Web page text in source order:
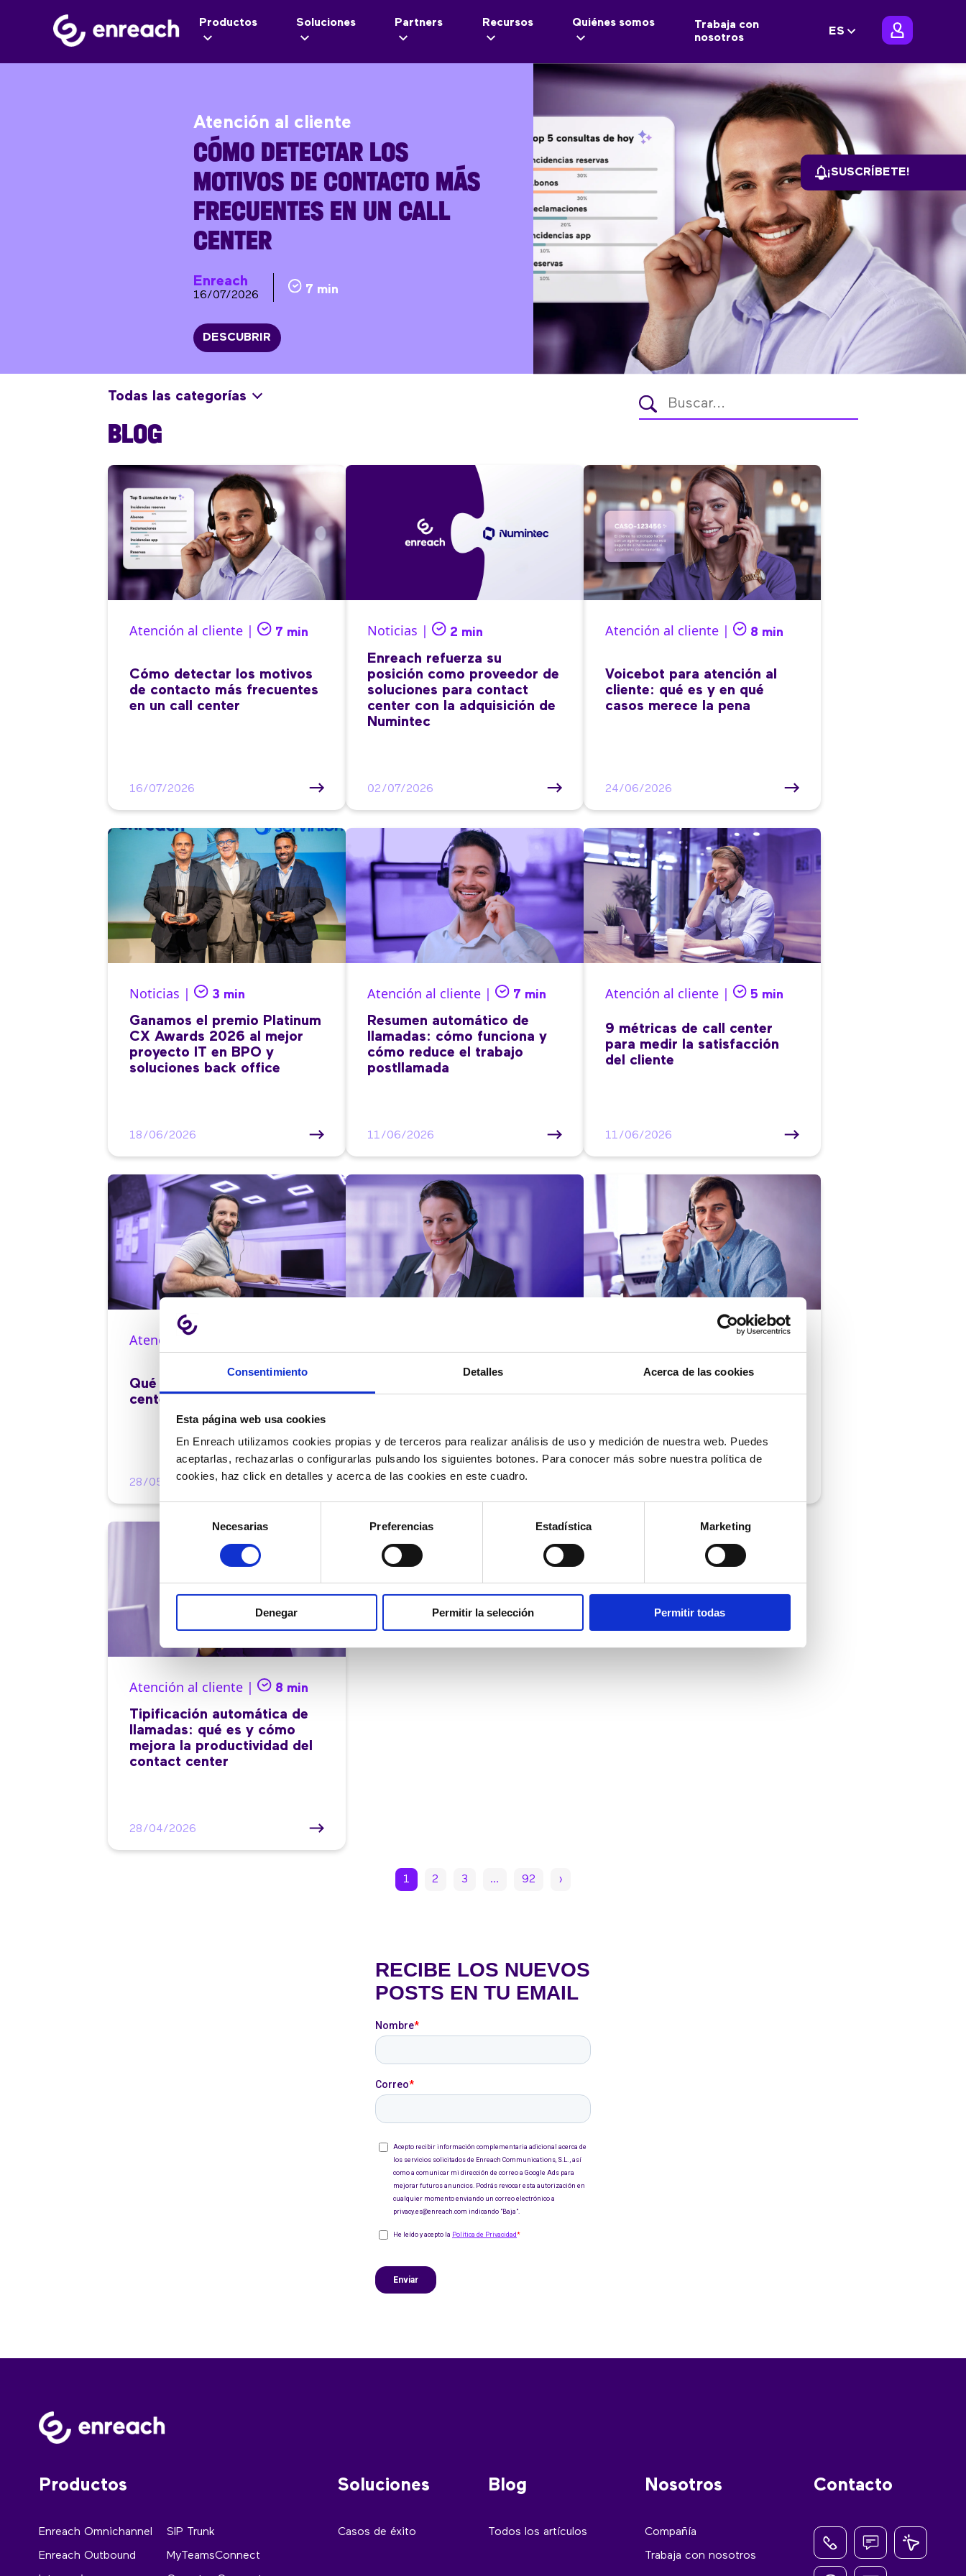
Consentimiento Detalles Acerca de las cookies
Esta página web usa cookies
En Enreach utilizamos cookies propias y de terceros para realizar análisis de uso y medición de nuestra web. Puedes
aceptarlas, rechazarlas o configurarlas pulsando los siguientes botones. Para conocer más sobre nuestra política de
cookies, haz click en detalles y acerca de las cookies en este cuadro.
consentimiento
Necesarias Preferencias Estadística Marketing
Denegar Permitir la selección Permitir todas
Productos Soluciones Partners Recursos Quiénes somos
Trabaja con
nosotros
ES
Atención al cliente
CÓMO DETECTAR LOS
MOTIVOS DE CONTACTO MÁS
FRECUENTES EN UN CALL
CENTER
Enreach
16/07/2026 7 min
DESCUBRIR
Todas las categorías
BLOG
Atención al cliente | 7 min
Cómo detectar los motivos
de contacto más frecuentes
en un call center
16/07/2026
Noticias | 2 min
Enreach refuerza su
posición como proveedor de
soluciones para contact
center con la adquisición de
Numintec
02/07/2026
Atención al cliente | 8 min
Voicebot para atención al
cliente: qué es y en qué
casos merece la pena
24/06/2026
Noticias | 3 min
Ganamos el premio Platinum
CX Awards 2026 al mejor
proyecto IT en BPO y
soluciones back office
18/06/2026
Atención al cliente | 7 min
Resumen automático de
llamadas: cómo funciona y
cómo reduce el trabajo
postllamada
11/06/2026
Atención al cliente | 5 min
9 métricas de call center
para medir la satisfacción
del cliente
11/06/2026
Atención al cliente |
Qué es el FCR en un contact
center y cómo mejorarlo
28/05/2026
Cómo automatizar la
evaluación de llamadas en
12/05/2026
Cómo comprobar si tu
los tiempos de respuesta
Atención al cliente | 8 min
Tipificación automática de
llamadas: qué es y cómo
mejora la productividad del
contact center
28/04/2026
1 2 3 … 92 ›
¡SUSCRÍBETE!
Productos
Enreach Omnichannel
Enreach Outbound
SIP Trunk
MyTeamsConnect
Soluciones
Casos de éxito
Blog
Todos los artículos
Nosotros
Compañía
Trabaja con nosotros
Contacto